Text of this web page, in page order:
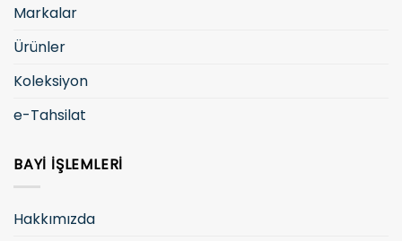
Markalar
Ürünler
Koleksiyon
e-Tahsilat
BAYI İŞLEMLERI
Hakkımızda